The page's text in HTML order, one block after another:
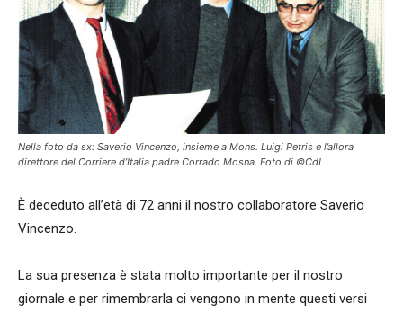
Nella foto da sx: Saverio Vincenzo, insieme a Mons. Luigi Petris e l’allora
direttore del Corriere d’Italia padre Corrado Mosna. Foto di ©CdI
È deceduto all’età di 72 anni il nostro collaboratore Saverio
Vincenzo.
La sua presenza è stata molto importante per il nostro
giornale e per rimembrarla ci vengono in mente questi versi